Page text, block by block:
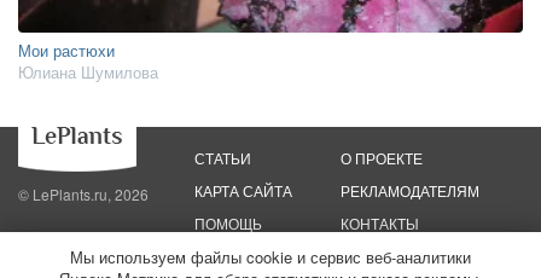
Мои растюхи
Юлиана Шумилова
© LePlants.ru, 2026
СТАТЬИ
КАРТА САЙТА
ПОМОЩЬ
О ПРОЕКТЕ
РЕКЛАМОДАТЕЛЯМ
КОНТАКТЫ
Мы используем файлы cookie и сервис веб-аналитики